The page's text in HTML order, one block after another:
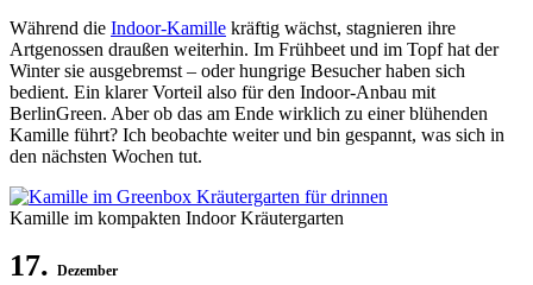
Während die Indoor-Kamille kräftig wächst, stagnieren ihre
Artgenossen draußen weiterhin. Im Frühbeet und im Topf hat der
Winter sie ausgebremst – oder hungrige Besucher haben sich
bedient. Ein klarer Vorteil also für den Indoor-Anbau mit
BerlinGreen. Aber ob das am Ende wirklich zu einer blühenden
Kamille führt? Ich beobachte weiter und bin gespannt, was sich in
den nächsten Wochen tut.
Kamille im kompakten Indoor Kräutergarten
17. Dezember